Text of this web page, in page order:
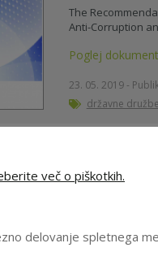
The
Anti-Corruption
Poglej dokument
23. 05. 2019 -
državne družbe
Kodeks
družb s
Kodeks
več o piškotkih.
delovanje spletnega